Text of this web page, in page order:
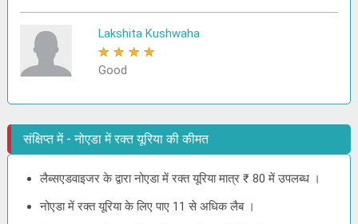
Lakshita Kushwaha
★ ★ ★ ★
Good
संक्षिप्त में - नोएडा में रक्त यूरिया की कीमत
लैब्सएडवाइजर के द्वारा नोएडा में रक्त यूरिया मात्र ₹ 80 में उपलब्ध ।
नोएडा में रक्त यूरिया के लिए पाए 11 से अधिक लैब ।